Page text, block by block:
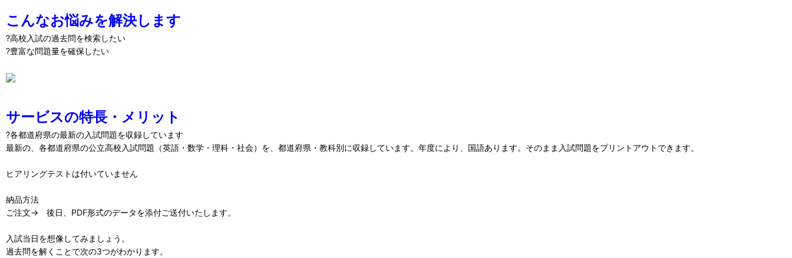
こんなお悩みを解決します
?高校入試の過去問を検索したい
?豊富な問題量を確保したい
サービスの特長・メリット
?各都道府県の最新の入試問題を収録しています
最新の、各都道府県の公立高校入試問題（英語・数学・理科・社会）を、都道府県・教科別に収録しています。年度により、国語あります。そのまま入試問題をプリントアウトできます。
ヒアリングテストは付いていません
納品方法
ご注文→ 後日、PDF形式のデータを添付ご送付いたします。
入試当日を想像してみましょう。
過去問を解くことで次の3つがわかります。